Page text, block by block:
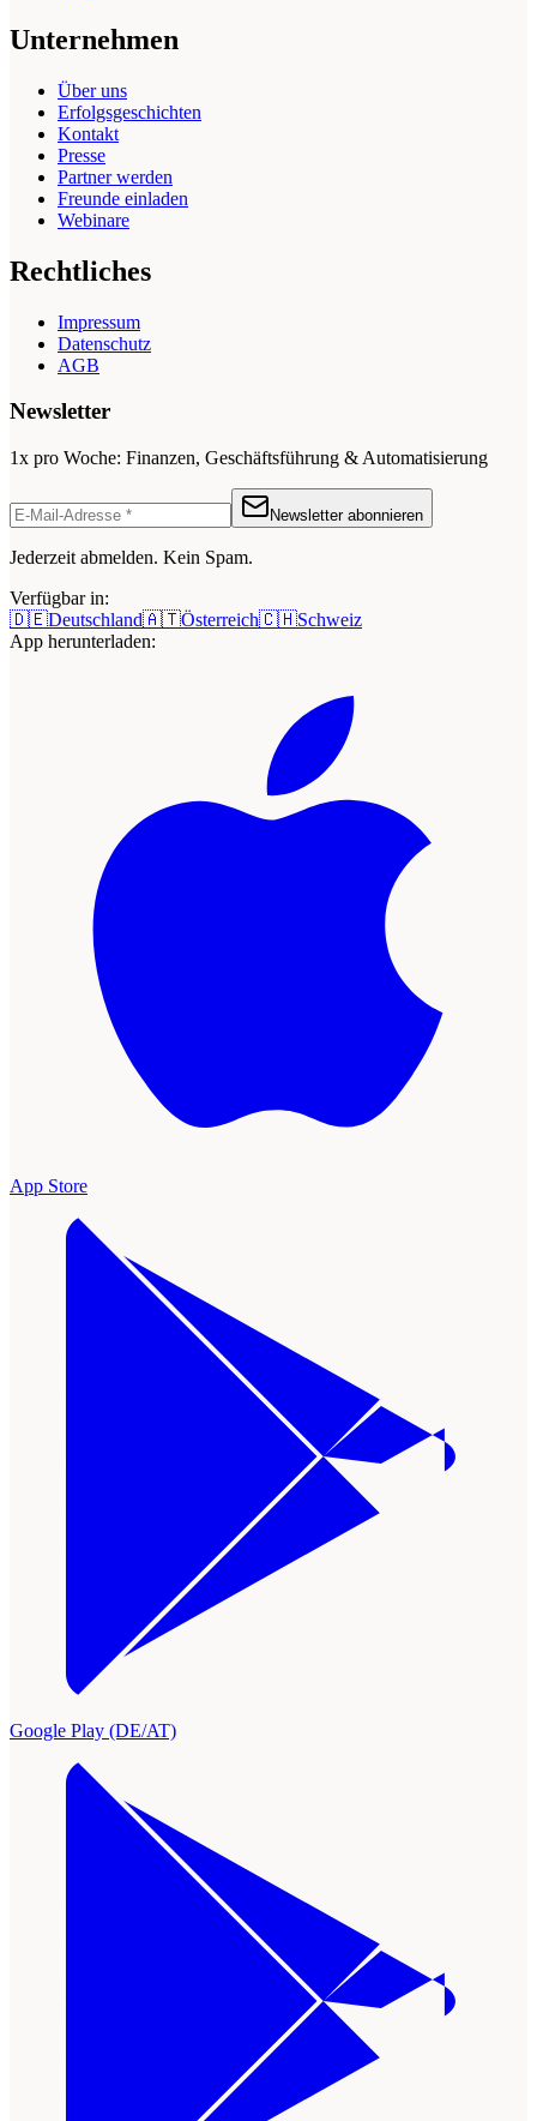
Unternehmen
Über uns
Erfolgsgeschichten
Kontakt
Presse
Partner werden
Freunde einladen
Webinare
Rechtliches
Impressum
Datenschutz
AGB
Newsletter
1x pro Woche: Finanzen, Geschäftsführung & Automatisierung
Newsletter abonnieren
Jederzeit abmelden. Kein Spam.
Verfügbar in:
🇩🇪Deutschland🇦🇹Österreich🇨🇭Schweiz
App herunterladen:
App Store
Google Play (DE/AT)